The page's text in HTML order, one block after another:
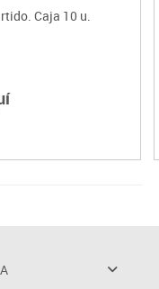
Caja 10 u.